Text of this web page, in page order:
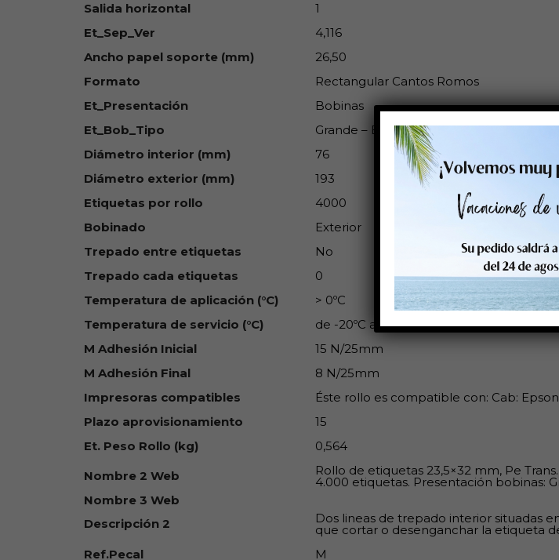
Salida horizontal
1
Et_Sep_Ver
4,116
Ancho papel soporte (mm)
26,50
Formato
Rectangular Cantos Romos
Et_Presentación
Bobinas
Et_Bob_Tipo
Grande – Ext 76 203
Diámetro interior (mm)
76
Diámetro exterior (mm)
193
Etiquetas por rollo
4000
Bobinado
Exterior
Trepado entre etiquetas
No
Trepado cada etiquetas
0
Temperatura de aplicación (°C)
> 0ºC
Temperatura de servicio (°C)
de -20ºC a 80ºC
M Adhesión Inicial
15 N/25mm
M Adhesión Final
8 N/25mm
Impresoras compatibles
Éste rollo es compatible con: Cab:
Plazo aprovisionamiento
15
Et. Peso Rollo (kg)
0,564
Nombre 2 Web
Rollo de etiquetas 23,5×32 mm, Pe
4.000 etiquetas. Presentación bobinas:
Nombre 3 Web
Descripción 2
Dos lineas de trepado interior situadas
que cortar o desenganchar la etiqueta
Ref.Pecal
M